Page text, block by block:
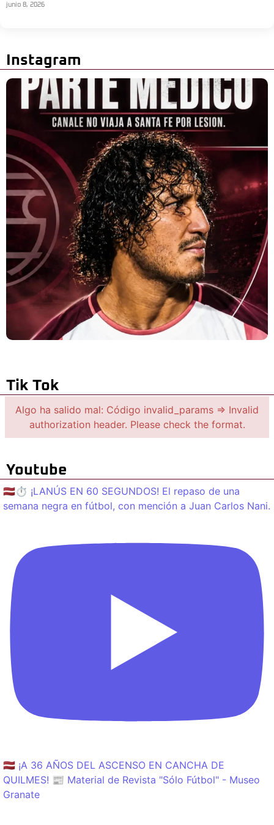
junio 8, 2026
Instagram
Tik Tok
Algo ha salido mal: Código invalid_params => Invalid
authorization header. Please check the format.
Youtube
🇱🇻⏱️ ¡LANÚS EN 60 SEGUNDOS! El repaso de una
semana negra en fútbol, con mención a Juan Carlos Nani.
🇱🇻 ¡A 36 AÑOS DEL ASCENSO EN CANCHA DE
QUILMES! 📰 Material de Revista "Sólo Fútbol" - Museo
Granate